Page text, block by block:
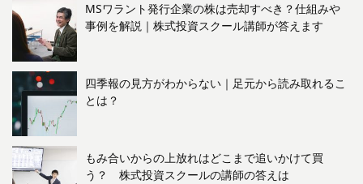
MSワラント発行企業の株は売却すべき？仕組みや
事例を解説｜株式投資スクール講師が答えます
四季報の見方がわからない｜足元から読み取れるこ
とは？
もみ合いからの上放れはどこまで追いかけて買
う？ 株式投資スクールの講師の答えは